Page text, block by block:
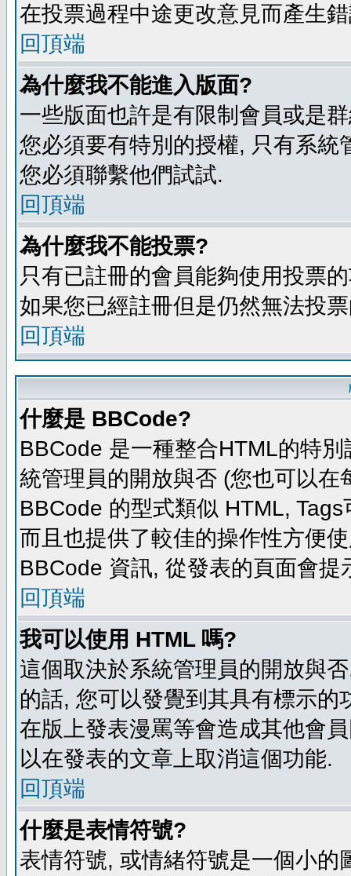
在投票過程中途更改意見而產生
回頂端
為什麼我不能進入版面?
一些版面也許是有限制會員或是
您必須要有特別的授權, 只有系
您必須聯繫他們試試.
回頂端
為什麼我不能投票?
只有已註冊的會員能夠使用投票
如果您已經註冊但是仍然無法投
回頂端
什麼是 BBCode?
BBCode 是一種整合HTML的特
統管理員的開放與否 (您也可以
BBCode 的型式類似 HTML,
而且也提供了較佳的操作性方便
BBCode 資訊, 從發表的頁面會提
回頂端
我可以使用 HTML 嗎?
這個取決於系統管理員的開放與
的話, 您可以發覺到其具有標示
在版上發表漫罵等會造成其他會
以在發表的文章上取消這個功能.
回頂端
什麼是表情符號?
表情符號, 或情緒符號是一個小